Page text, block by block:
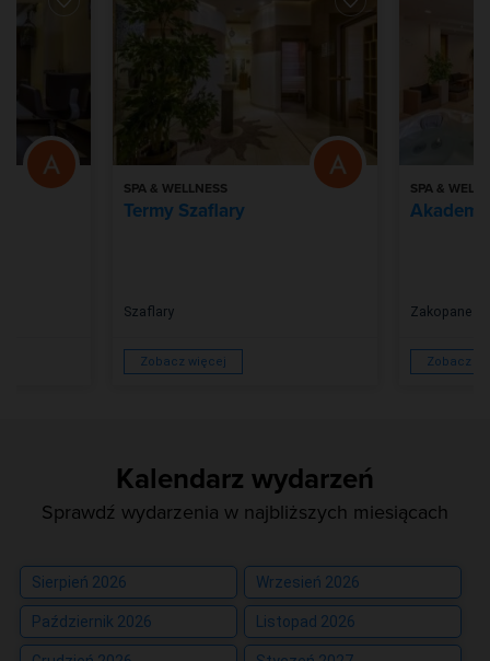
SPA & WELLNESS
Termy Szaflary
Szaflary
Zobacz więcej
SPA &
Zakopane
Zobacz
Kalendarz wydarzeń
Sprawdź wydarzenia w najbliższych miesiącach
Sierpień 2026 Wrzesień 2026
Październik 2026 Listopad 2026